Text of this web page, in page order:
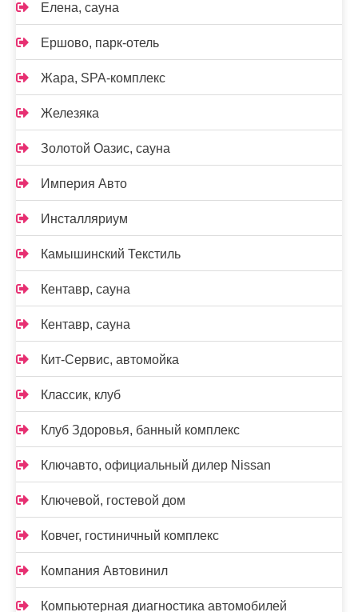
Елена, сауна
Ершово, парк-отель
Жара, SPA-комплекс
Железяка
Золотой Оазис, сауна
Империя Авто
Инсталляриум
Камышинский Текстиль
Кентавр, сауна
Кентавр, сауна
Кит-Сервис, автомойка
Классик, клуб
Клуб Здоровья, банный комплекс
Ключавто, официальный дилер Nissan
Ключевой, гостевой дом
Ковчег, гостиничный комплекс
Компания Автовинил
Компьютерная диагностика автомобилей